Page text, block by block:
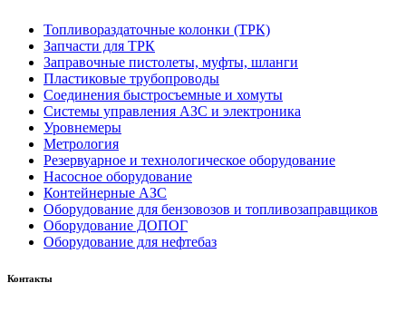
Топливораздаточные колонки (ТРК)
Запчасти для ТРК
Заправочные пистолеты, муфты, шланги
Пластиковые трубопроводы
Соединения быстросъемные и хомуты
Системы управления АЗС и электроника
Уровнемеры
Метрология
Резервуарное и технологическое оборудование
Насосное оборудование
Контейнерные АЗС
Оборудование для бензовозов и топливозаправщиков
Оборудование ДОПОГ
Оборудование для нефтебаз
Контакты